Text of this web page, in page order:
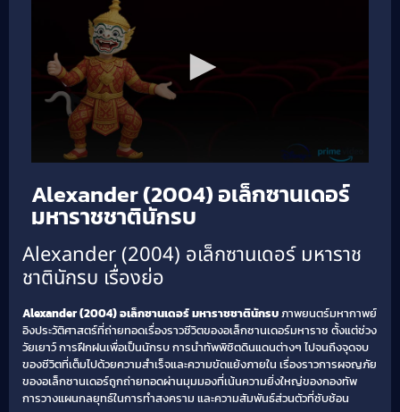
Alexander (2004) อเล็กซานเดอร์
มหาราชชาตินักรบ
Alexander (2004) อเล็กซานเดอร์ มหาราช
ชาตินักรบ เรื่องย่อ
Alexander (2004) อเล็กซานเดอร์ มหาราชชาตินักรบภาพยนตร์มหากาพย์
อิงประวัติศาสตร์ที่ถ่ายทอดเรื่องราวชีวิตของอเล็กซานเดอร์มหาราช ตั้งแต่ช่วง
วัยเยาว์ การฝึกฝนเพื่อเป็นนักรบ การนำทัพพิชิตดินแดนต่างๆ ไปจนถึงจุดจบ
ของชีวิตที่เต็มไปด้วยความสำเร็จและความขัดแย้งภายใน เรื่องราวการผจญภัย
ของอเล็กซานเดอร์ถูกถ่ายทอดผ่านมุมมองที่เน้นความยิ่งใหญ่ของกองทัพ
การวางแผนกลยุทธ์ในการทำสงคราม และความสัมพันธ์ส่วนตัวที่ซับซ้อน